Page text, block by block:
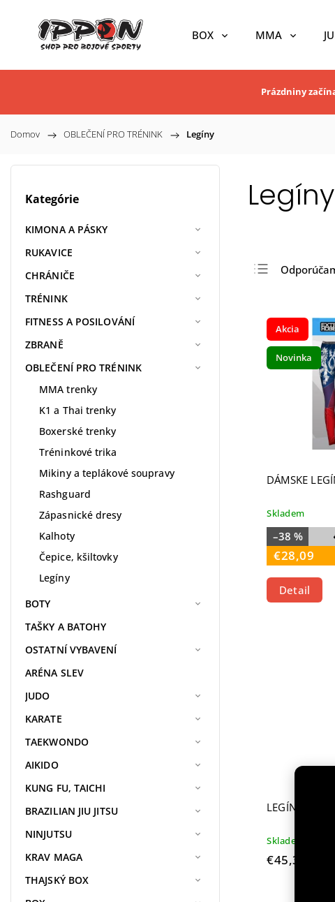
BOX MMA
Prázdniny
Domov / OBLEČENÍ PRO TRÉNINK / Legíny
Kategórie
KIMONA A PÁSKY
RUKAVICE
CHRÁNIČE
TRÉNINK
FITNESS A POSILOVÁNÍ
ZBRANĚ
OBLEČENÍ PRO TRÉNINK
MMA trenky
K1 a Thai trenky
Boxerské trenky
Tréninkové trika
Mikiny a teplákové soupravy
Rashguard
Zápasnické dresy
Kalhoty
Čepice, kšiltovky
Legíny
BOTY
TAŠKY A BATOHY
OSTATNÍ VYBAVENÍ
ARÉNA SLEV
JUDO
KARATE
TAEKWONDO
AIKIDO
KUNG FU, TAICHI
BRAZILIAN JIU JITSU
NINJUTSU
KRAV MAGA
THAJSKÝ BOX
Legíny
Najdrahšie
Abecedne
Akcia
Novinka
DÁMSKE
Skladem
–38 %
€28,09
Detail
LEGÍNY
Skladem
€45,39